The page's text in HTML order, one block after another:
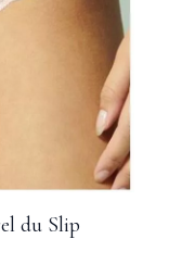
du Slip